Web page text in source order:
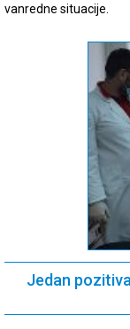
vanredne situacije.
Jedan